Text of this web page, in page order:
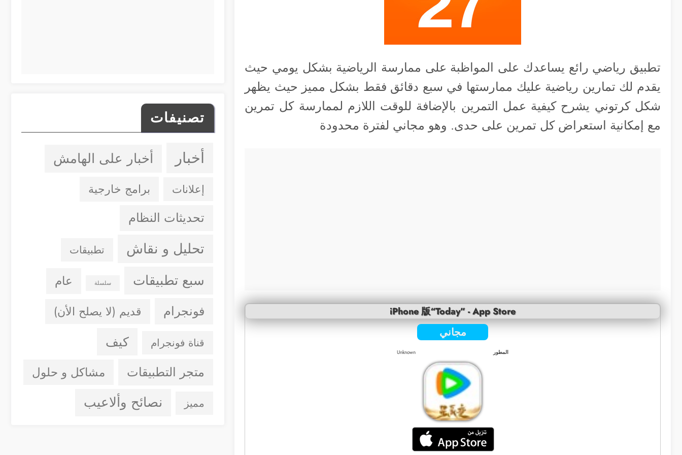
تطبيق رياضي رائع يساعدك على المواظبة على ممارسة الرياضية بشكل يومي حيث
يقدم لك تمارين رياضية عليك ممارستها في سبع دقائق فقط بشكل مميز حيث يظهر
شكل كرتوني يشرح كيفية عمل التمرين بالإضافة للوقت اللازم لممارسة كل تمرين
مع إمكانية استعراض كل تمرين على حدى. وهو مجاني لفترة محدودة
iPhone 版“Today” - App Store
مجاني
المطور Unknown
تصنيفات
أخبار أخبار على الهامش
إعلانات برامج خارجية
تحديثات النظام
تحليل و نقاش تطبيقات
سبع تطبيقات سلسلة عام
فونجرام قديم (لا يصلح الأن)
قناة فونجرام كيف
متجر التطبيقات مشاكل و حلول
مميز نصائح وألاعيب